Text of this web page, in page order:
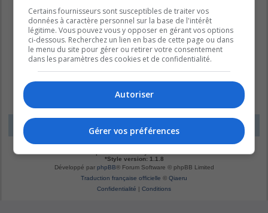
LE DOMAINE BLEU UTC-04:00
*Original byChristian 2.0
*Style version: 1.1.8
Développé par phpBB® Forum Software © phpBB Limited
Traduction française officielle © Qiaeru
Confidentialité | Conditions
Certains fournisseurs sont susceptibles de traiter vos
données à caractère personnel sur la base de l'intérêt
légitime. Vous pouvez vous y opposer en gérant vos options
ci-dessous. Recherchez un lien en bas de cette page ou dans
le menu du site pour gérer ou retirer votre consentement
dans les paramètres des cookies et de confidentialité.
Autoriser
Gérer vos préférences